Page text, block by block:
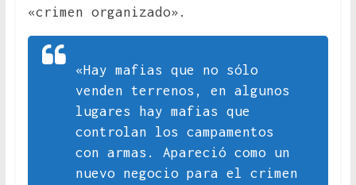
«crimen organizado».
«Hay mafias que no sólo
venden terrenos, en algunos
lugares hay mafias que
controlan los campamentos
con armas. Apareció como un
nuevo negocio para el crimen